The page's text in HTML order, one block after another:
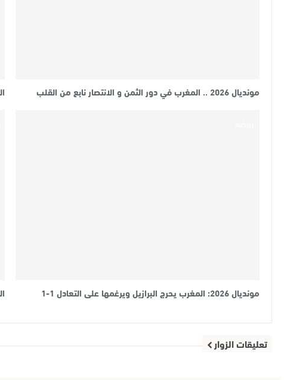
مونديال 2026 .. المغرب في دور الثمن و الانتصار نابع من القلب
مونديال 2026: المغرب يحرج البرازيل ويرغمها على التعادل 1-1
تعليقات الزوار